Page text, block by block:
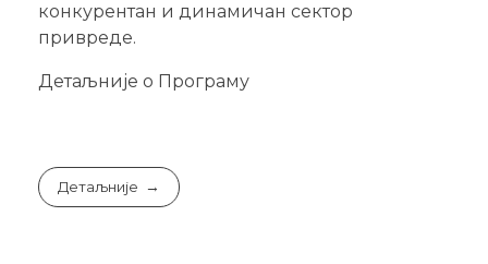
конкурентан и динамичан сектор
привреде.
Детаљније о Програму
Детаљније